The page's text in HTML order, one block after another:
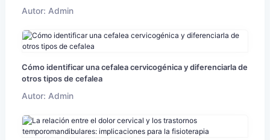
Autor: Admin
Cómo identificar una cefalea cervicogénica y diferenciarla de
otros tipos de cefalea
Autor: Admin